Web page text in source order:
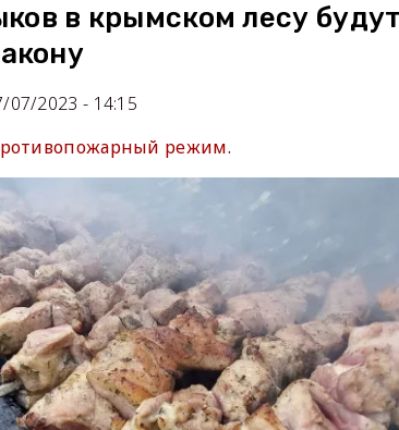
в крымском лесу будут
07/2023 - 14:15
режим.